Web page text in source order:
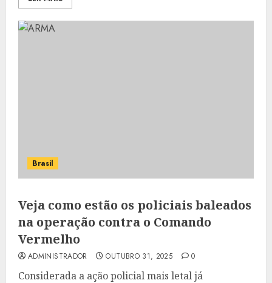
Brasil
Veja como estão os policiais baleados
na operação contra o Comando
Vermelho
ADMINISTRADOR OUTUBRO 31, 2025 0
Considerada a ação policial mais letal já